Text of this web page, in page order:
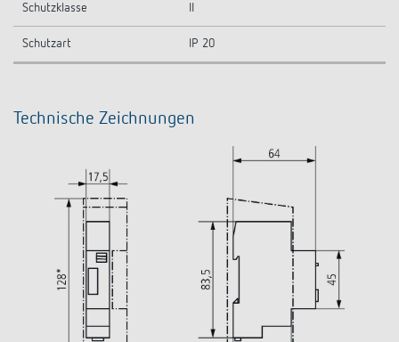
Schutzklasse
Schutzart IP 20
Technische Zeichnungen